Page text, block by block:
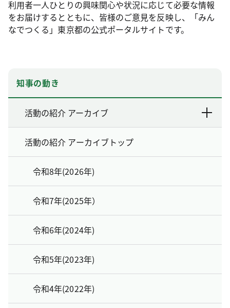
利用者一人ひとりの興味関心や状況に応じて必要な情報
をお届けするとともに、皆様のご意見を反映し、「みん
なでつくる」東京都の公式ポータルサイトです。
知事の動き
活動の紹介 アーカイブ
活動の紹介 アーカイブトップ
令和8年(2026年)
令和7年(2025年）
令和6年(2024年)
令和5年(2023年)
令和4年(2022年)